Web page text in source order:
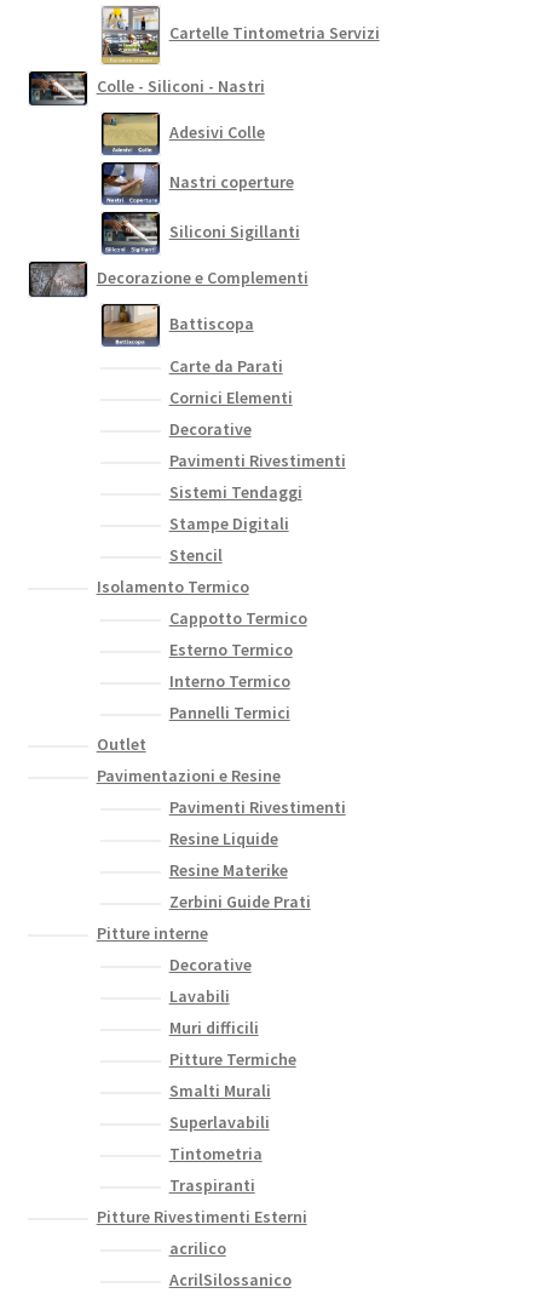
Cartelle Tintometria Servizi
Colle - Siliconi - Nastri
Adesivi Colle
Nastri coperture
Siliconi Sigillanti
Decorazione e Complementi
Battiscopa
Carte da Parati
Cornici Elementi
Decorative
Pavimenti Rivestimenti
Sistemi Tendaggi
Stampe Digitali
Stencil
Isolamento Termico
Cappotto Termico
Esterno Termico
Interno Termico
Pannelli Termici
Outlet
Pavimentazioni e Resine
Pavimenti Rivestimenti
Resine Liquide
Resine Materike
Zerbini Guide Prati
Pitture interne
Decorative
Lavabili
Muri difficili
Pitture Termiche
Smalti Murali
Superlavabili
Tintometria
Traspiranti
Pitture Rivestimenti Esterni
acrilico
AcrilSilossanico